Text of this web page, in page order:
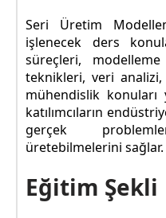
Seri Üretim
işlenecek ders
süreçleri,
teknikleri, veri
mühendislik konuları
katılımcıların
gerçek
üretebilmelerini sağlar.
Eğitim Şekli